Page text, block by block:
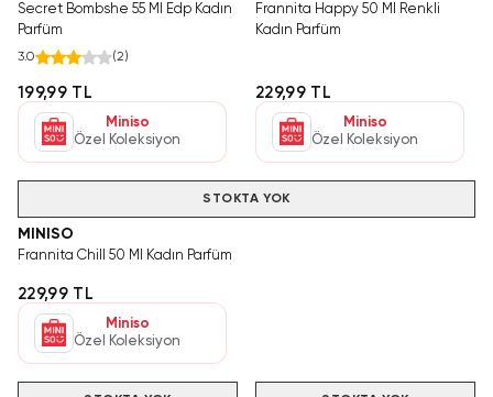
Secret Bombshe 55 Ml Edp Kadın
Parfüm
3.0 (2)
199,99 TL
Miniso
Özel Koleksiyon
Frannita Happy 50 Ml Renkli
Kadın Parfüm
229,99 TL
Miniso
Özel Koleksiyon
STOKTA YOK
MINISO
Frannita Chill 50 Ml Kadın Parfüm
229,99 TL
Miniso
Özel Koleksiyon